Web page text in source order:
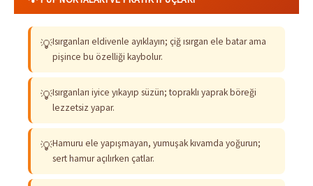
💡Isırganları eldivenle ayıklayın; çiğ ısırgan ele batar ama
pişince bu özelliği kaybolur.
💡Isırganları iyice yıkayıp süzün; topraklı yaprak böreği
lezzetsiz yapar.
💡Hamuru ele yapışmayan, yumuşak kıvamda yoğurun;
sert hamur açılırken çatlar.